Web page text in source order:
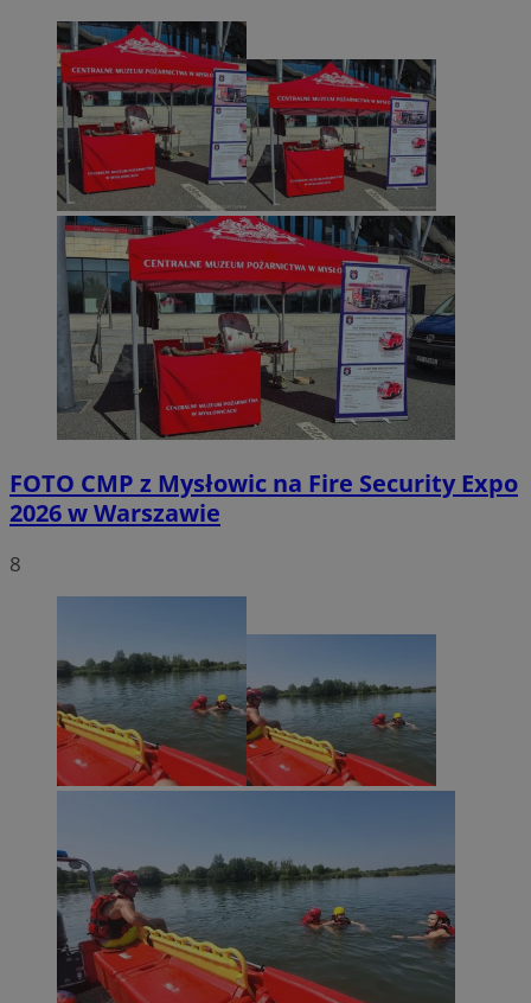
FOTO CMP z Mysłowic na Fire Security Expo
2026 w Warszawie
8